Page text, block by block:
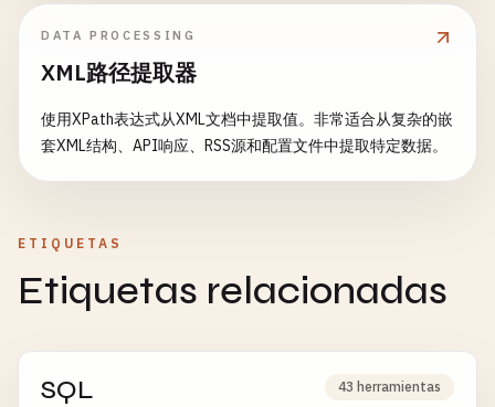
DATA PROCESSING
XML路径提取器
使用XPath表达式从XML文档中提取值。非常适合从复杂的嵌
套XML结构、API响应、RSS源和配置文件中提取特定数据。
ETIQUETAS
Etiquetas relacionadas
SQL 43 herramientas